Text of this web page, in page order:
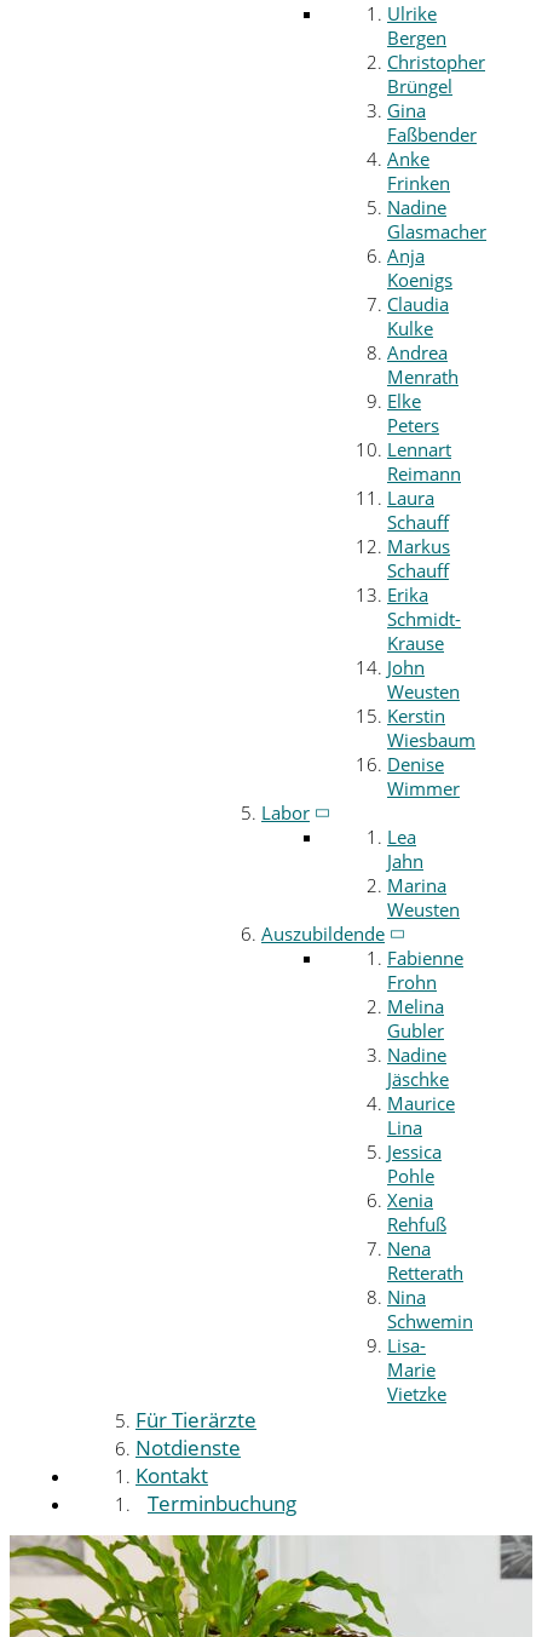
Ulrike
Bergen
Christopher
Brüngel
Gina
Faßbender
Anke
Frinken
Nadine
Glasmacher
Anja
Koenigs
Claudia
Kulke
Andrea
Menrath
Elke
Peters
Lennart
Reimann
Laura
Schauff
Markus
Schauff
Erika
Schmidt-
Krause
John
Weusten
Kerstin
Wiesbaum
Denise
Wimmer
Labor
Lea
Jahn
Marina
Weusten
Auszubildende
Fabienne
Frohn
Melina
Gubler
Nadine
Jäschke
Maurice
Lina
Jessica
Pohle
Xenia
Rehfuß
Nena
Retterath
Nina
Schwemin
Lisa-
Marie
Vietzke
Für Tierärzte
Notdienste
Kontakt
Terminbuchung